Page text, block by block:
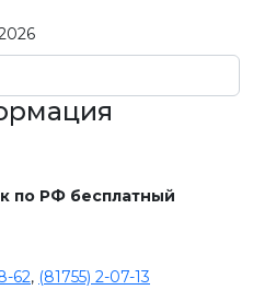
по РФ бесплатный
62, (81755) 2-07-13